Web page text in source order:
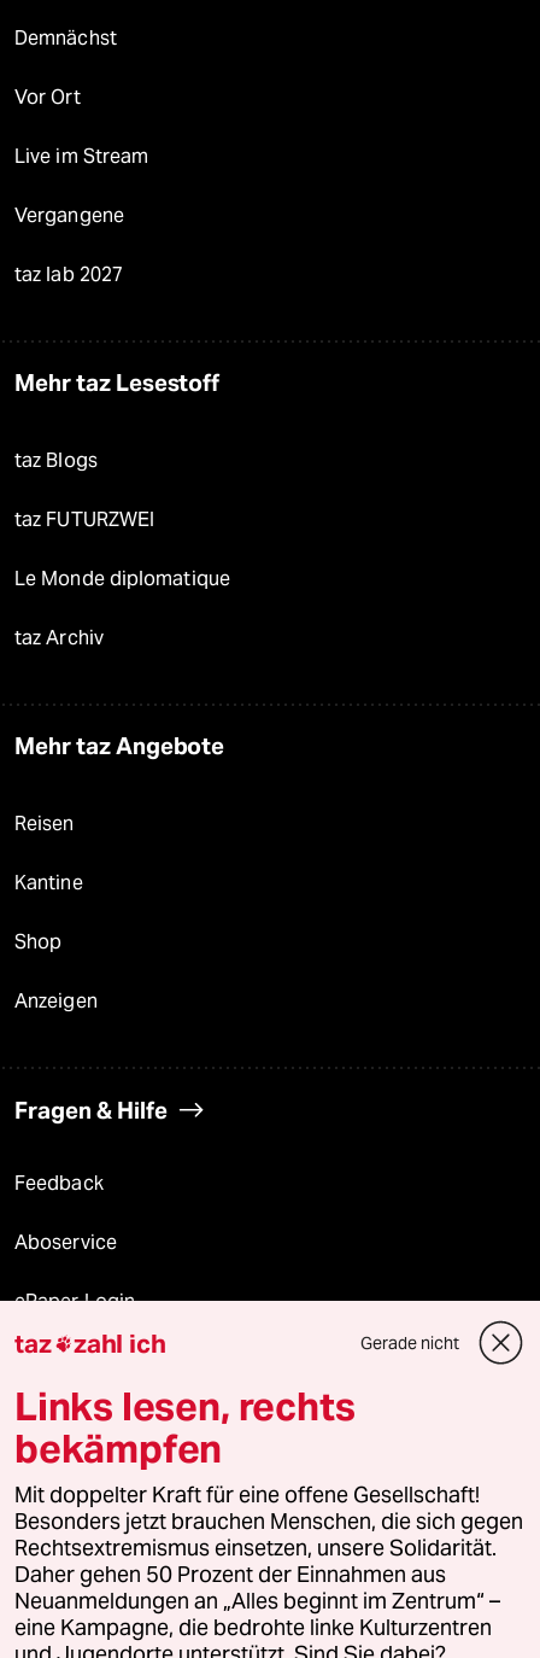
Demnächst
Vor Ort
Live im Stream
Vergangene
taz lab 2027
Mehr taz Lesestoff
taz Blogs
taz FUTURZWEI
Le Monde diplomatique
taz Archiv
Mehr taz Angebote
Reisen
Kantine
Shop
Anzeigen
Fragen & Hilfe
Feedback
Aboservice
ePaper Login
Downloads für Abonnierende
© 2026 taz Verlags und Vertriebs GmbH
Alle Rechte vorbehalten. Bei rechtlichen Fragen oder für Genehmigungen
wenden Sie sich bitte an lizenzen@taz.de
Feedback Redaktionsstatut Kommune-Richtlinien
Leitlinie Informant Datenschutz Impressum AGB
taz zahl ich Gerade nicht
Links lesen, rechts
bekämpfen
Mit doppelter Kraft für eine offene Gesellschaft!
Besonders jetzt brauchen Menschen, die sich gegen
Rechtsextremismus einsetzen, unsere Solidarität.
Daher gehen 50 Prozent der Einnahmen aus
Neuanmeldungen an „Alles beginnt im Zentrum“ –
eine Kampagne, die bedrohte linke Kulturzentren